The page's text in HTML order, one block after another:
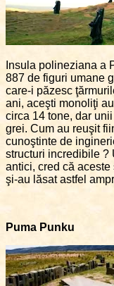
Insula polineziana a
887 de figuri umane
care-i păzesc
ani, aceşti monoliţi
circa 14 tone, dar
grei. Cum au reuşit
cunoştinte de
structuri incredibile ?
antici, cred că aceste
şi-au lăsat astfel
Puma Punku